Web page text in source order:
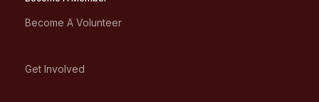
Become A Volunteer
Get Involved